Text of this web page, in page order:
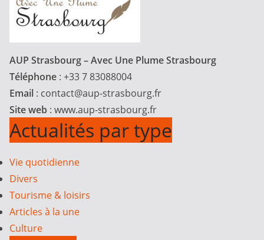
AUP Strasbourg – Avec Une Plume Strasbourg
Téléphone : +33 7 83088004
Email : contact@aup-strasbourg.fr
Site web : www.aup-strasbourg.fr
Actualités par type
Vie quotidienne
Divers
Tourisme & loisirs
Articles à la une
Culture